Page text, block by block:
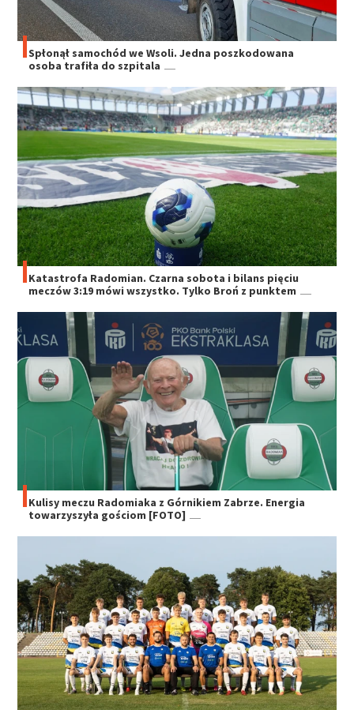
Spłonął samochód we Wsoli. Jedna poszkodowana
osoba trafiła do szpitala
Katastrofa Radomian. Czarna sobota i bilans pięciu
meczów 3:19 mówi wszystko. Tylko Broń z punktem
Kulisy meczu Radomiaka z Górnikiem Zabrze. Energia
towarzyszyła gościom [FOTO]